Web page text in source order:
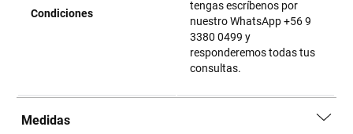
Condiciones
tengas escríbenos por
nuestro WhatsApp +56 9
3380 0499 y
responderemos todas tus
consultas.
Medidas